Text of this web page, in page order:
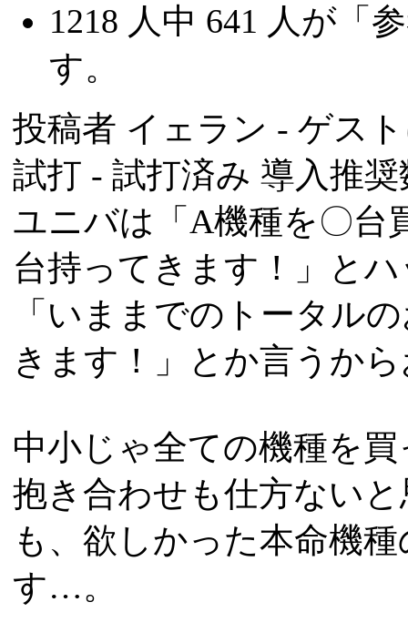
1218 人中 641 人が「
す。
投稿者 イェラン - ゲス
試打 - 試打済み 導入推
ユニバは「A機種を〇台
台持ってきます！」と
「いままでのトータル
きます！」とか言うか
中小じゃ全ての機種を
抱き合わせも仕方ない
も、欲しかった本命機
す…。